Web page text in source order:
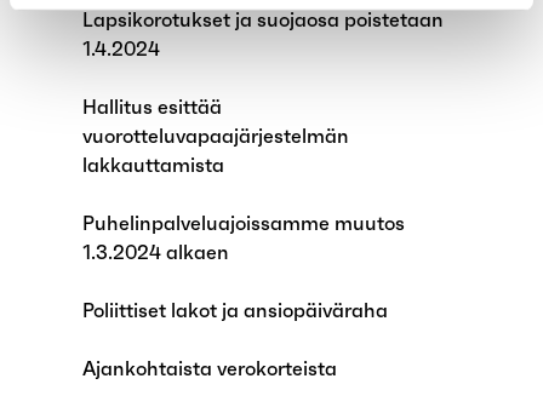
Lapsikorotukset ja suojaosa poistetaan
1.4.2024
Hallitus esittää
vuorotteluvapaajärjestelmän
lakkauttamista
Puhelinpalveluajoissamme muutos
1.3.2024 alkaen
Poliittiset lakot ja ansiopäiväraha
Ajankohtaista verokorteista